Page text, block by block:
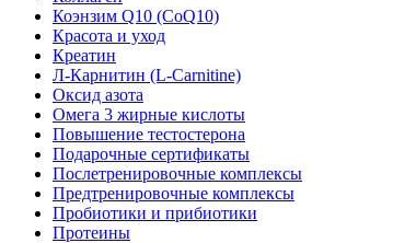
Коэнзим Q10 (CoQ10)
Красота и уход
Креатин
Л-Карнитин (L-Сarnitine)
Оксид азота
Омега 3 жирные кислоты
Повышение тестостерона
Подарочные сертификаты
Послетренировочные комплексы
Предтренировочные комплексы
Пробиотики и прибиотики
Протеины